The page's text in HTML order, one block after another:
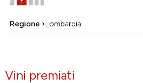
Regione ›Lombardia
Vini premiati